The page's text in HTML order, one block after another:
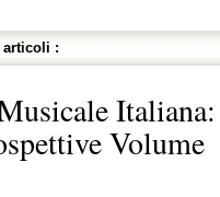
articoli :
Italiana:
Volume